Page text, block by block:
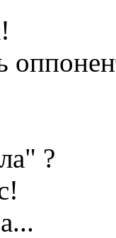
?